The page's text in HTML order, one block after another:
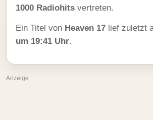
1000 Radiohits vertreten.
Ein Titel von Heaven 17 lief zuletzt
um 19:41 Uhr.
Anzeige